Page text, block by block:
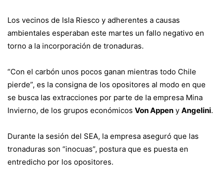
Los vecinos de Isla Riesco y adherentes a causas
ambientales esperaban este martes un fallo negativo en
torno a la incorporación de tronaduras.
“Con el carbón unos pocos ganan mientras todo Chile
pierde”, es la consigna de los opositores al modo en que
se busca las extracciones por parte de la empresa Mina
Invierno, de los grupos económicos Von Appen y Angelini.
Durante la sesión del SEA, la empresa aseguró que las
tronaduras son “inocuas”, postura que es puesta en
entredicho por los opositores.